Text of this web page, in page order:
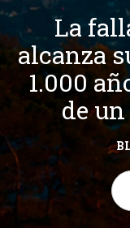
La
alcanza
1.000
de